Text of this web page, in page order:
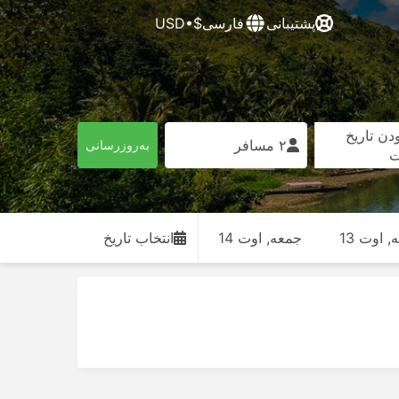
پشتیبانی فارسی$•USD
تاریخ
۲ مسافر به‌روزرسانی
اوت 13 جمعه, اوت 14 انتخاب تاریخ